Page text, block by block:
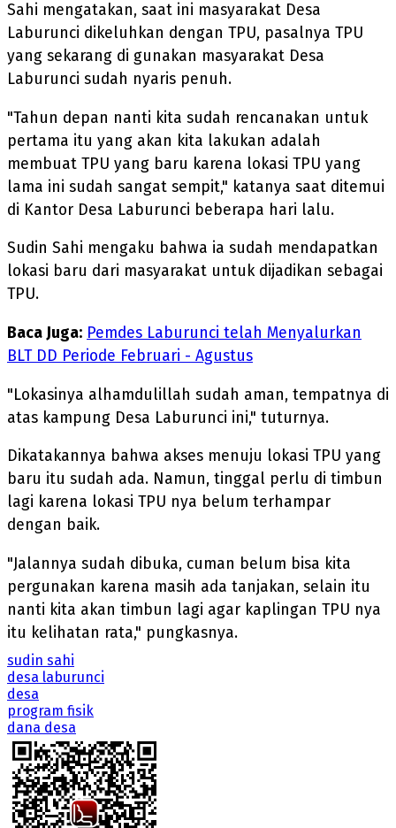
Sahi mengatakan, saat ini masyarakat Desa
Laburunci dikeluhkan dengan TPU, pasalnya TPU
yang sekarang di gunakan masyarakat Desa
Laburunci sudah nyaris penuh.
"Tahun depan nanti kita sudah rencanakan untuk
pertama itu yang akan kita lakukan adalah
membuat TPU yang baru karena lokasi TPU yang
lama ini sudah sangat sempit," katanya saat ditemui
di Kantor Desa Laburunci beberapa hari lalu.
Sudin Sahi mengaku bahwa ia sudah mendapatkan
lokasi baru dari masyarakat untuk dijadikan sebagai
TPU.
Baca Juga: Pemdes Laburunci telah Menyalurkan
BLT DD Periode Februari - Agustus
"Lokasinya alhamdulillah sudah aman, tempatnya di
atas kampung Desa Laburunci ini," tuturnya.
Dikatakannya bahwa akses menuju lokasi TPU yang
baru itu sudah ada. Namun, tinggal perlu di timbun
lagi karena lokasi TPU nya belum terhampar
dengan baik.
"Jalannya sudah dibuka, cuman belum bisa kita
pergunakan karena masih ada tanjakan, selain itu
nanti kita akan timbun lagi agar kaplingan TPU nya
itu kelihatan rata," pungkasnya.
sudin sahi
desa laburunci
desa
program fisik
dana desa